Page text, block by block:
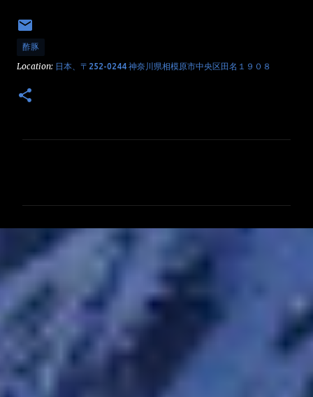
酢豚
Location: 日本、〒252-0244 神奈川県相模原市中央区田名１９０８